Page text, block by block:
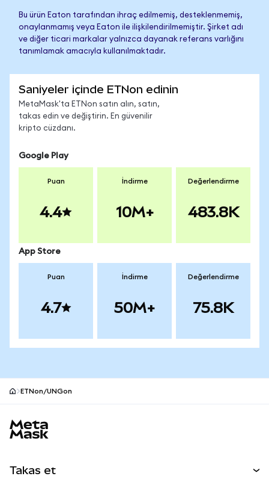
Bu ürün Eaton tarafından ihraç edilmemiş, desteklenmemiş,
onaylanmamış veya Eaton ile ilişkilendirilmemiştir. Şirket adı
ve diğer ticari markalar yalnızca dayanak referans varlığını
tanımlamak amacıyla kullanılmaktadır.
Saniyeler içinde ETNon edinin
MetaMask'ta ETNon satın alın, satın,
takas edin ve değiştirin. En güvenilir
kripto cüzdanı.
Google Play
Puan
4.4
İndirme
10M+
Değerlendirme
483.8K
App Store
Puan
4.7
İndirme
50M+
Değerlendirme
75.8K
ETNon/UNGon
Takas et